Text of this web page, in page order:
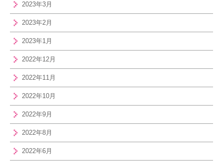
2023年3月
2023年2月
2023年1月
2022年12月
2022年11月
2022年10月
2022年9月
2022年8月
2022年6月